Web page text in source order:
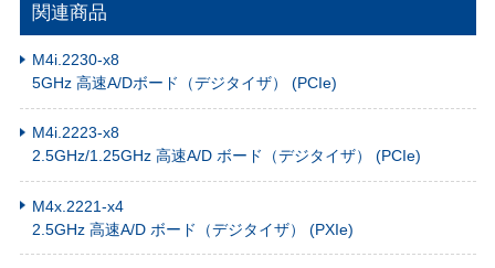
関連商品
M4i.2230-x8
5GHz 高速A/Dボード（デジタイザ） (PCIe)
M4i.2223-x8
2.5GHz/1.25GHz 高速A/D ボード（デジタイザ） (PCIe)
M4x.2221-x4
2.5GHz 高速A/D ボード（デジタイザ） (PXIe)